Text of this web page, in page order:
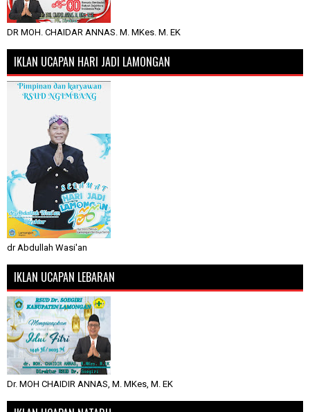
DR MOH. CHAIDAR ANNAS. M. MKes. M. EK
IKLAN UCAPAN HARI JADI LAMONGAN
dr Abdullah Wasi'an
IKLAN UCAPAN LEBARAN
Dr. MOH CHAIDIR ANNAS, M. MKes, M. EK